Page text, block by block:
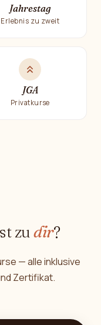
Jahrestag
Erlebnis zu zweit
JGA
Privatkurse
zudir?
— alle inklusive
Zertifikat.